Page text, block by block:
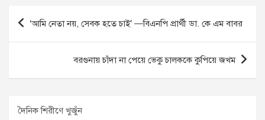
Post
navigation
‘আমি নেতা নয়, সেবক হতে চাই’ —বিএনপি প্রার্থী ডা. কে এম বাবর
বরগুনায় চাঁদা না পেয়ে ভেকু চালককে কুপিয়ে জখম
দৈনিক শিরীণে খুজুঁন